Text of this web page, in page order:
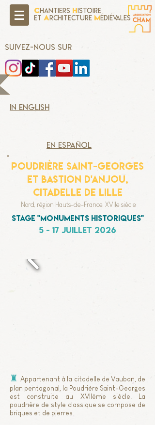
Chantiers Histoire
Et Architecture Médiévales
SUIVEZ-NOUS SUR
in english
en español
Poudrière Saint-Georges
et bastion d'anjou,
CITADELLE DE LILLE
Nord, région Hauts-de-France, XVIIe siècle
Stage "monuments historiques"
5 - 17 juillet 2026
♜ Appartenant à la citadelle de Vauban, de
plan pentagonal, la Poudrière Saint-Georges
est construite au XVIIème siècle. La
poudrière de style classique se compose de
briques et de pierres.